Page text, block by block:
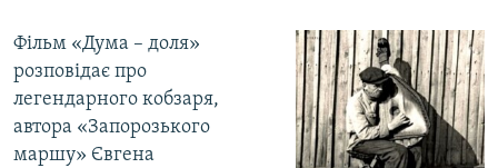
Фільм «Дума – доля»
розповідає про
легендарного кобзаря,
автора «Запорозького
маршу» Євгена